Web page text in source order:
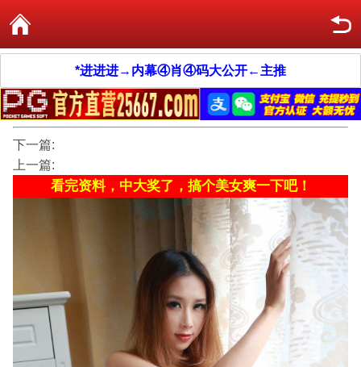
*进进进→内幕④肖④码大公开←主推
下一篇:
上一篇:
看完资料，中大奖了，搞个美女爽一下吧！